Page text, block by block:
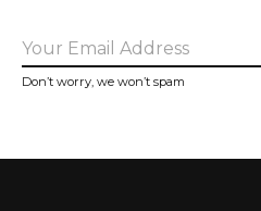
Don’t worry, we won’t spam